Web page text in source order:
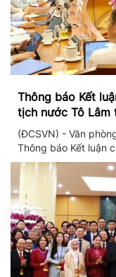
Thông báo Kết
tịch nước Tô Lâm
ương thực hiện
(ĐCSVN) - Văn
Thông báo Kết luận